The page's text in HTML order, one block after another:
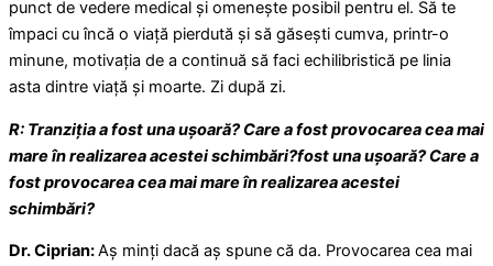
punct de vedere medical și omenește posibil pentru el. Să te
împaci cu încă o viață pierdută și să găsești cumva, printr-o
minune, motivația de a continuă să faci echilibristică pe linia
asta dintre viață și moarte. Zi după zi.
R: Tranziția a fost una ușoară? Care a fost provocarea cea mai
mare în realizarea acestei schimbări?fost una ușoară? Care a
fost provocarea cea mai mare în realizarea acestei
schimbări?
Dr. Ciprian:Aș minți dacă aș spune că da. Provocarea cea mai